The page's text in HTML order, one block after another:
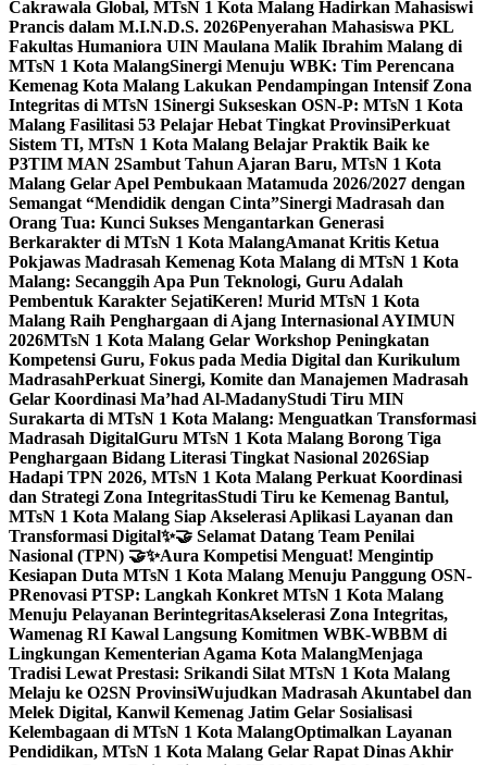
Cakrawala Global, MTsN 1 Kota Malang Hadirkan Mahasiswi
Prancis dalam M.I.N.D.S. 2026Penyerahan Mahasiswa PKL
Fakultas Humaniora UIN Maulana Malik Ibrahim Malang di
MTsN 1 Kota MalangSinergi Menuju WBK: Tim Perencana
Kemenag Kota Malang Lakukan Pendampingan Intensif Zona
Integritas di MTsN 1Sinergi Sukseskan OSN-P: MTsN 1 Kota
Malang Fasilitasi 53 Pelajar Hebat Tingkat ProvinsiPerkuat
Sistem TI, MTsN 1 Kota Malang Belajar Praktik Baik ke
P3TIM MAN 2Sambut Tahun Ajaran Baru, MTsN 1 Kota
Malang Gelar Apel Pembukaan Matamuda 2026/2027 dengan
Semangat “Mendidik dengan Cinta”Sinergi Madrasah dan
Orang Tua: Kunci Sukses Mengantarkan Generasi
Berkarakter di MTsN 1 Kota MalangAmanat Kritis Ketua
Pokjawas Madrasah Kemenag Kota Malang di MTsN 1 Kota
Malang: Secanggih Apa Pun Teknologi, Guru Adalah
Pembentuk Karakter SejatiKeren! Murid MTsN 1 Kota
Malang Raih Penghargaan di Ajang Internasional AYIMUN
2026MTsN 1 Kota Malang Gelar Workshop Peningkatan
Kompetensi Guru, Fokus pada Media Digital dan Kurikulum
MadrasahPerkuat Sinergi, Komite dan Manajemen Madrasah
Gelar Koordinasi Ma’had Al-MadanyStudi Tiru MIN
Surakarta di MTsN 1 Kota Malang: Menguatkan Transformasi
Madrasah DigitalGuru MTsN 1 Kota Malang Borong Tiga
Penghargaan Bidang Literasi Tingkat Nasional 2026Siap
Hadapi TPN 2026, MTsN 1 Kota Malang Perkuat Koordinasi
dan Strategi Zona IntegritasStudi Tiru ke Kemenag Bantul,
MTsN 1 Kota Malang Siap Akselerasi Aplikasi Layanan dan
Transformasi Digital✨🤝 Selamat Datang Team Penilai
Nasional (TPN) 🤝✨Aura Kompetisi Menguat! Mengintip
Kesiapan Duta MTsN 1 Kota Malang Menuju Panggung OSN-
PRenovasi PTSP: Langkah Konkret MTsN 1 Kota Malang
Menuju Pelayanan BerintegritasAkselerasi Zona Integritas,
Wamenag RI Kawal Langsung Komitmen WBK-WBBM di
Lingkungan Kementerian Agama Kota MalangMenjaga
Tradisi Lewat Prestasi: Srikandi Silat MTsN 1 Kota Malang
Melaju ke O2SN ProvinsiWujudkan Madrasah Akuntabel dan
Melek Digital, Kanwil Kemenag Jatim Gelar Sosialisasi
Kelembagaan di MTsN 1 Kota MalangOptimalkan Layanan
Pendidikan, MTsN 1 Kota Malang Gelar Rapat Dinas Akhir